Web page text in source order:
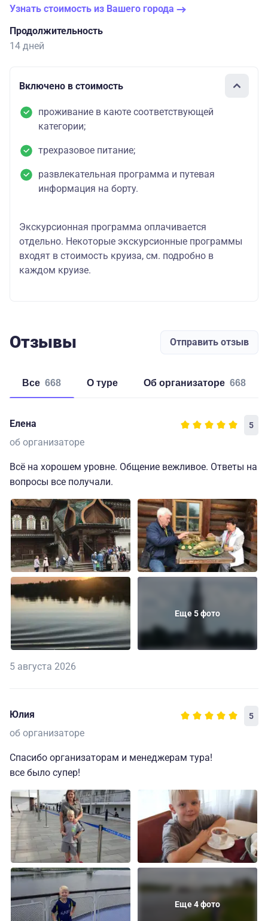
Узнать стоимость из Вашего города
Продолжительность
14 дней
Включено в стоимость
проживание в каюте соответствующей
категории;
трехразовое питание;
развлекательная программа и путевая
информация на борту.
Экскурсионная программа оплачивается
отдельно. Некоторые экскурсионные программы
входят в стоимость круиза, см. подробно в
каждом круизе.
Отзывы Отправить отзыв
Все 668 о туре об организаторе 668
Елена 5
об организаторе
Всё на хорошем уровне. Общение вежливое. Ответы на
вопросы все получали.
Еще 5 фото
5 августа 2026
Юлия 5
об организаторе
Спасибо организаторам и менеджерам тура!
все было супер!
Еще 4 фото